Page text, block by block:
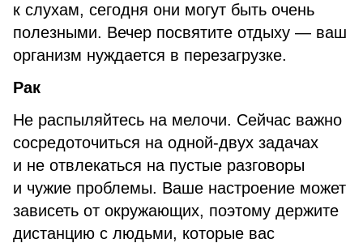
к слухам, сегодня они могут быть очень
полезными. Вечер посвятите отдыху — ваш
организм нуждается в перезагрузке.
Рак
Не распыляйтесь на мелочи. Сейчас важно
сосредоточиться на одной-двух задачах
и не отвлекаться на пустые разговоры
и чужие проблемы. Ваше настроение может
зависеть от окружающих, поэтому держите
дистанцию с людьми, которые вас